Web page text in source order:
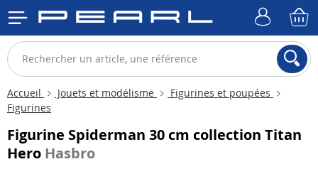
Accueil Jouets et modélisme
Figurines et poupées
Figurines
Figurine Spiderman 30 cm collection Titan
Hero Hasbro